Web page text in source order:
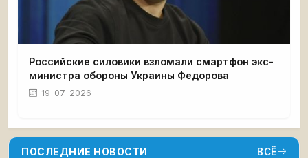
Российские силовики взломали смартфон экс-
министра обороны Украины Федорова
19-07-2026
ПОСЛЕДНИЕ НОВОСТИ ВСЁ